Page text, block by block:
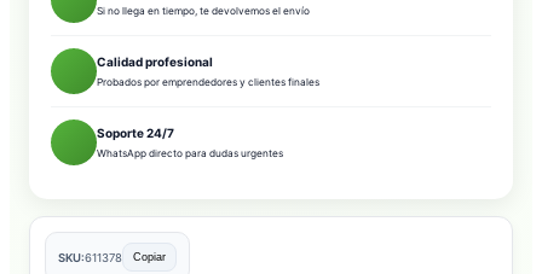
Si no llega en tiempo, te devolvemos el envío
Calidad profesional
Probados por emprendedores y clientes finales
Soporte 24/7
WhatsApp directo para dudas urgentes
SKU:611378 Copiar